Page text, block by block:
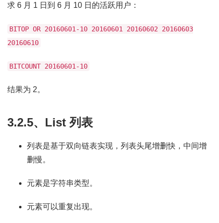
求 6 月 1 日到 6 月 10 日的活跃用户：
BITOP OR 20160601-10 20160601 20160602 20160603
20160610
BITCOUNT 20160601-10
结果为 2。
3.2.5、List 列表
列表是基于双向链表实现，列表头尾增删快，中间增
删慢。
元素是字符串类型。
元素可以重复出现。